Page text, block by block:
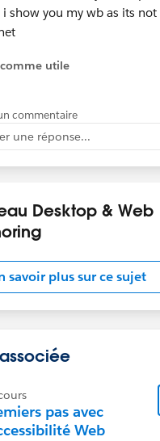
show you my wb as its
utile
commentaire
une réponse...
Desktop & Web
savoir plus sur ce sujet
pas avec
Web